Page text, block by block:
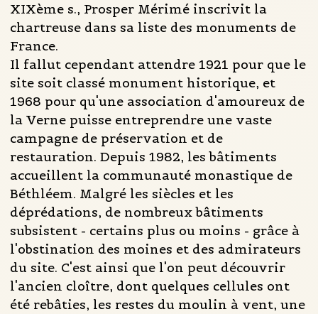
XIXème s., Prosper Mérimé inscrivit la
chartreuse dans sa liste des monuments de
France.
Il fallut cependant attendre 1921 pour que le
site soit classé monument historique, et
1968 pour qu'une association d'amoureux de
la Verne puisse entreprendre une vaste
campagne de préservation et de
restauration. Depuis 1982, les bâtiments
accueillent la communauté monastique de
Béthléem. Malgré les siècles et les
déprédations, de nombreux bâtiments
subsistent - certains plus ou moins - grâce à
l'obstination des moines et des admirateurs
du site. C'est ainsi que l'on peut découvrir
l'ancien cloître, dont quelques cellules ont
été rebâties, les restes du moulin à vent, une